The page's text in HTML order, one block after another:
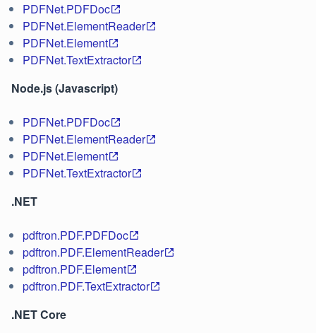
PDFNet.PDFDoc
PDFNet.ElementReader
PDFNet.Element
PDFNet.TextExtractor
Node.js (Javascript)
PDFNet.PDFDoc
PDFNet.ElementReader
PDFNet.Element
PDFNet.TextExtractor
.NET
pdftron.PDF.PDFDoc
pdftron.PDF.ElementReader
pdftron.PDF.Element
pdftron.PDF.TextExtractor
.NET Core